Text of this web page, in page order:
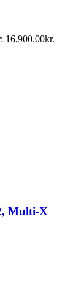
16,900.00kr.
Multi-X